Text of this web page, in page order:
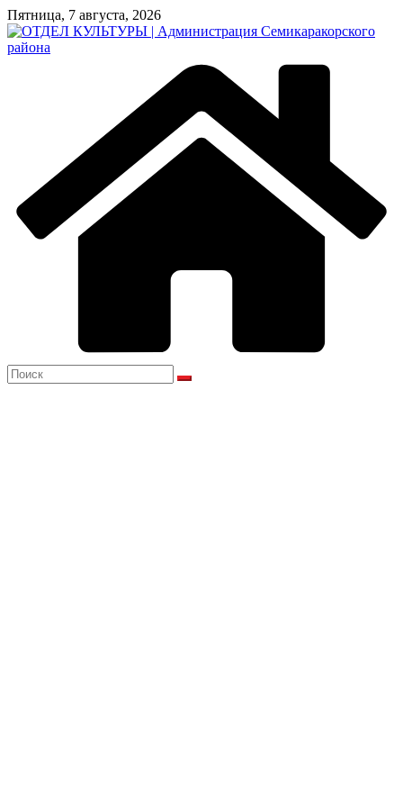
Перейти
к
содержимому
Пятница, 7 августа, 2026